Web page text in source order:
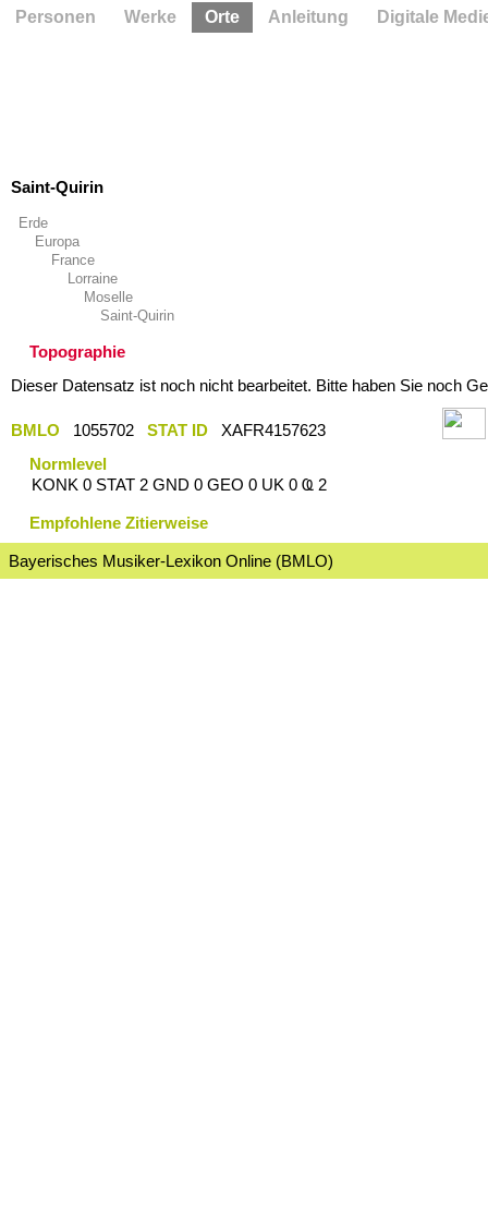
Saint-Quirin
Erde
Europa
France
Lorraine
Moselle
Saint-Quirin
Topographie
Dieser Datensatz ist noch nicht bearbeitet. Bitte haben Sie noch
BMLO 1055702 STAT ID
XAFR4157623
Normlevel
KONK 0 STAT 2 GND 0 GEO 0 UK 0 Ҩ 2
Empfohlene Zitierweise
Bayerisches Musiker-Lexikon Online (BMLO)
Personen Werke Orte Anleitung Digitale